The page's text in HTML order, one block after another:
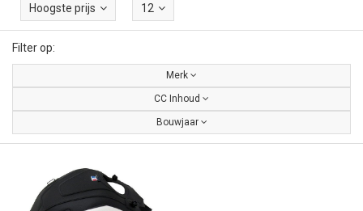
Hoogste prijs 12
Filter op:
Merk
CC Inhoud
Bouwjaar